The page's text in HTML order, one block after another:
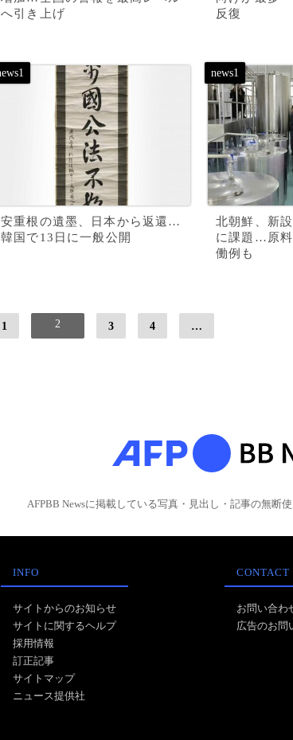
へ引き上げ
反復
安重根の遺墨、日本から返還…
韓国で13日に一般公開
北朝鮮、新
に課題…原料
働例も
1 2 3 4 …
AFPBB Newsに掲載している写真・見出し・記事の無断
INFO
サイトからのお知らせ
サイトに関するヘルプ
採用情報
訂正記事
サイトマップ
ニュース提供社
CONTACT
お問い合わ
広告のお問